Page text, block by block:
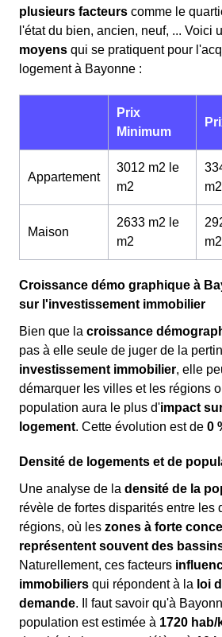
plusieurs facteurs comme le
l'état du bien, ancien, neuf, ... Voici
moyens qui se pratiquent pour
logement à Bayonne :
Prix
Minimum
Appartement
3012 m2 le
m2
m2
Maison
2633 m2 le
m2
m2
Croissance démo graphique à
sur l'investissement immobilier
Bien que la croissance
pas à elle seule de juger de la
investissement immobilier, elle
démarquer les villes et les régions
population aura le plus d'impact
logement. Cette évolution est de 0
Densité de logements et de
Une analyse de la densité de la
révèle de fortes disparités entre les
régions, où les zones à forte
représentent souvent des
Naturellement, ces facteurs
immobiliers qui répondent à la loi
demande. Il faut savoir qu'à
population est estimée à 1720 hab/